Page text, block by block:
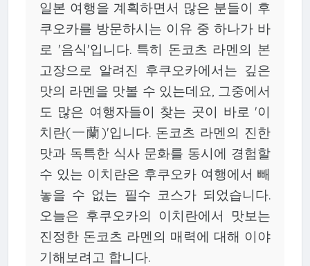
일본 여행을 계획하면서 많은 분들이 후
쿠오카를 방문하시는 이유 중 하나가 바
로 '음식'입니다. 특히 돈코츠 라멘의 본
고장으로 알려진 후쿠오카에서는 깊은
맛의 라멘을 맛볼 수 있는데요, 그중에서
도 많은 여행자들이 찾는 곳이 바로 '이
치란(一蘭)'입니다. 돈코츠 라멘의 진한
맛과 독특한 식사 문화를 동시에 경험할
수 있는 이치란은 후쿠오카 여행에서 빼
놓을 수 없는 필수 코스가 되었습니다.
오늘은 후쿠오카의 이치란에서 맛보는
진정한 돈코츠 라멘의 매력에 대해 이야
기해보려고 합니다.